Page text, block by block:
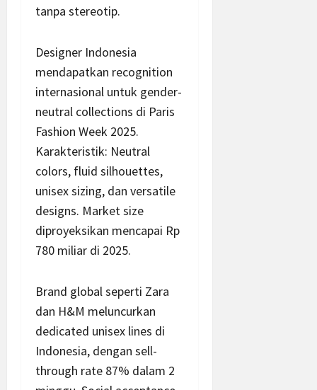
tanpa stereotip.
Designer Indonesia
mendapatkan recognition
internasional untuk gender-
neutral collections di Paris
Fashion Week 2025.
Karakteristik: Neutral
colors, fluid silhouettes,
unisex sizing, dan versatile
designs. Market size
diproyeksikan mencapai Rp
780 miliar di 2025.
Brand global seperti Zara
dan H&M meluncurkan
dedicated unisex lines di
Indonesia, dengan sell-
through rate 87% dalam 2